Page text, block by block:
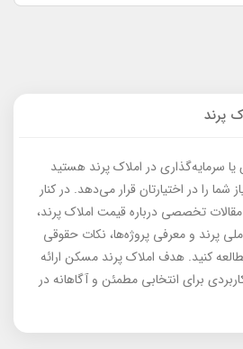
پرند
سرمایه‌گذاری در املاک پرند هستید
شما را در اختیارتان قرار می‌دهد. در کنار
تخصصی درباره قیمت املاک پرند،
پرند و معرفی پروژه‌ها، نکات حقوقی
کنید. هدف املاک پرند مسکن ارائه
برای انتخابی مطمئن و آگاهانه در